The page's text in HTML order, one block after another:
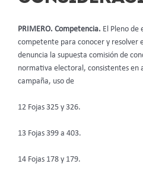
PRIMERO. Competencia. El Pleno de
competente para conocer y resolver
denuncia la supuesta comisión de
normativa electoral, consistentes en
campaña, uso de
12 Fojas 325 y 326.
13 Fojas 399 a 403.
14 Fojas 178 y 179.